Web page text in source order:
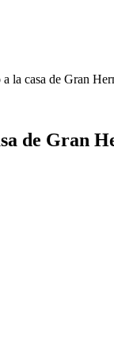
la casa de Gran
de Gran